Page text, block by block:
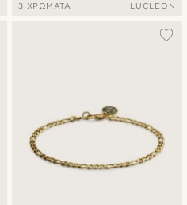
3 ΧΡΏΜΑΤΑ LUCLEON